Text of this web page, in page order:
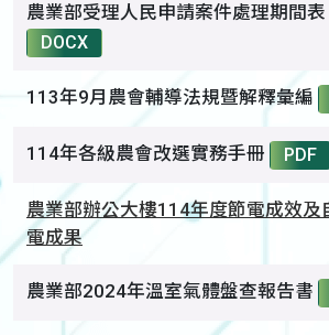
農業部受理人民申請案件處理期間表
DOCX
113年9月農會輔導法規暨解釋彙編
114年各級農會改選實務手冊 PDF
農業部辦公大樓114年度節電成效及
電成果
農業部2024年溫室氣體盤查報告書